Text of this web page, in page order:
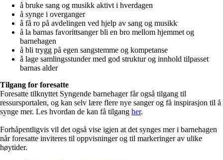
å bruke sang og musikk aktivt i hverdagen
å synge i overganger
å få ro på avdelingen ved hjelp av sang og musikk
å la barnas favorittsanger bli en bro mellom hjemmet og
barnehagen
å bli trygg på egen sangstemme og kompetanse
å lage samlingsstunder med god struktur og innhold tilpasset
barnas alder
Tilgang for foresatte
Foresatte tilknyttet Syngende barnehager får også tilgang til
ressursportalen, og kan selv lære flere nye sanger og få inspirasjon til å
synge mer. Les hvordan de kan få tilgang her.
Forhåpentligvis vil det også vise igjen at det synges mer i barnehagen
når foresatte inviteres til oppvisninger og til markeringer av ulike
høytider.